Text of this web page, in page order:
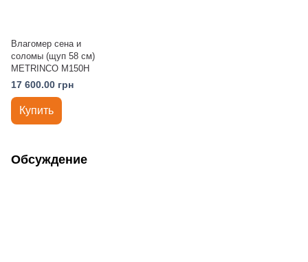
Влагомер сена и
соломы (щуп 58 см)
METRINCO M150H
17 600.00 грн
Купить
Обсуждение